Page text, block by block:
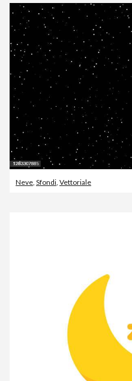
Neve, Sfondi, Vettoriale